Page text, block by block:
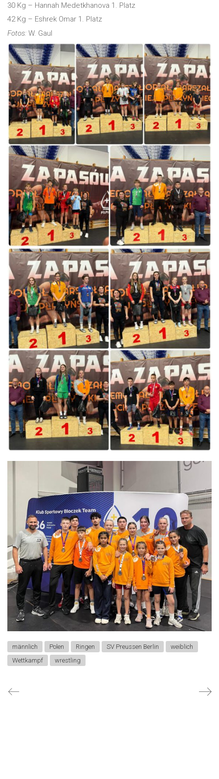
30 Kg – Hannah Medetkhanova 1. Platz
42 Kg – Eshrek Omar 1. Platz
Fotos: W. Gaul
männlich Polen Ringen SV Preussen Berlin
weiblich
Wettkampf
wrestling